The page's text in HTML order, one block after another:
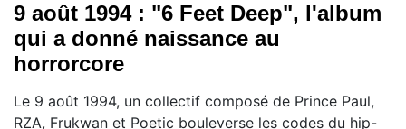
9 août 1994 : "6 Feet Deep", l'album
qui a donné naissance au
horrorcore
Le 9 août 1994, un collectif composé de Prince Paul,
RZA, Frukwan et Poetic bouleverse les codes du hip-